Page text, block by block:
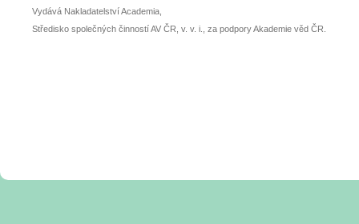
Vydává Nakladatelství Academia,
Středisko společných činností AV ČR, v. v. i., za podpory Akademie věd ČR.